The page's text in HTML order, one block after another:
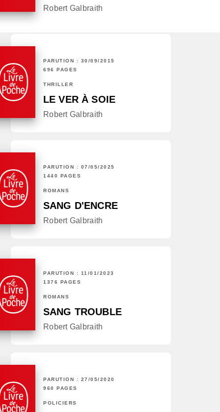
Robert Galbraith
PARUTION : 30/09/2015
696 PAGES
THRILLER
LE VER À SOIE
Robert Galbraith
PARUTION : 07/05/2025
1440 PAGES
ROMANS
SANG D'ENCRE
Robert Galbraith
PARUTION : 11/01/2023
1376 PAGES
ROMANS
SANG TROUBLE
Robert Galbraith
PARUTION : 27/05/2020
960 PAGES
POLICIERS